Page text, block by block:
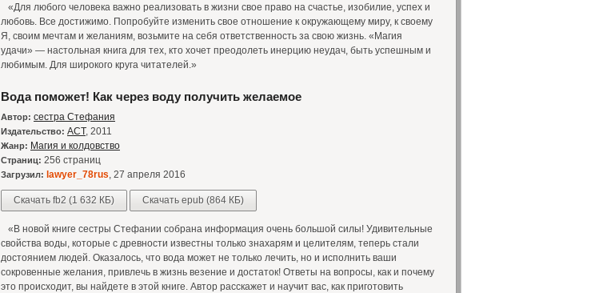
«Для любого человека важно реализовать в жизни свое право на счастье, изобилие, успех и
любовь. Все достижимо. Попробуйте изменить свое отношение к окружающему миру, к своему
Я, своим мечтам и желаниям, возьмите на себя ответственность за свою жизнь. «Магия
удачи» — настольная книга для тех, кто хочет преодолеть инерцию неудач, быть успешным и
любимым. Для широкого круга читателей.»
Вода поможет! Как через воду получить желаемое
Автор: сестра Стефания
Издательство: АСТ, 2011
Жанр: Магия и колдовство
Страниц: 256 страниц
Загрузил: lawyer_78rus, 27 апреля 2016
Скачать fb2 (1 632 КБ) Скачать epub (864 КБ)
«В новой книге сестры Стефании собрана информация очень большой силы! Удивительные
свойства воды, которые с древности известны только знахарям и целителям, теперь стали
достоянием людей. Оказалось, что вода может не только лечить, но и исполнить ваши
сокровенные желания, привлечь в жизнь везение и достаток! Ответы на вопросы, как и почему
это происходит, вы найдете в этой книге. Автор расскажет и научит вас, как приготовить